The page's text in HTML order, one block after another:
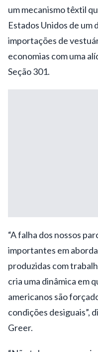
um mecanismo têxtil
Estados Unidos de
importações de
economias com uma
Seção 301.
“A falha dos nossos
importantes em
produzidas com
cria uma dinâmica em
americanos são
condições desiguais”,
Greer.